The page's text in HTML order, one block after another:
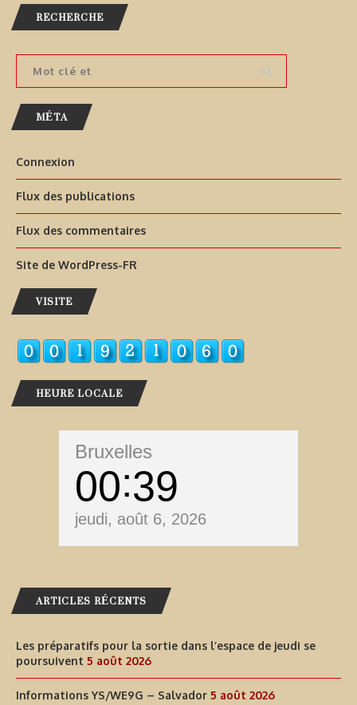
RECHERCHE
MÉTA
Connexion
Flux des publications
Flux des commentaires
Site de WordPress-FR
VISITE
HEURE LOCALE
Bruxelles
00 39
jeudi, août 6, 2026
ARTICLES RÉCENTS
Les préparatifs pour la sortie dans l’espace de jeudi se
poursuivent 5 août 2026
Informations YS/WE9G – Salvador 5 août 2026